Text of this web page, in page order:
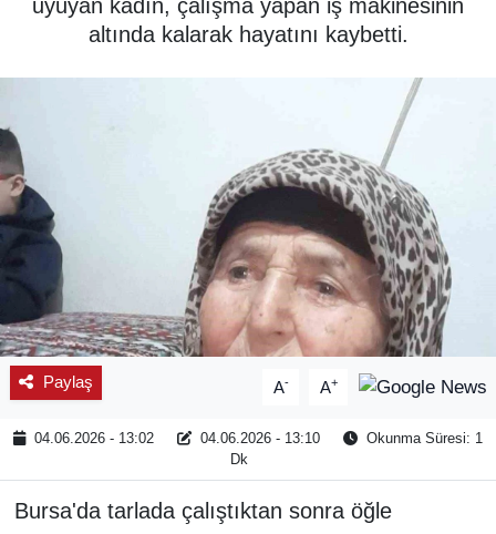
uyuyan kadın, çalışma yapan iş makinesinin
altında kalarak hayatını kaybetti.
Paylaş A- A+
04.06.2026 - 13:02 04.06.2026 - 13:10
Okunma Süresi: 1
Dk
Bursa'da tarlada çalıştıktan sonra öğle
KADIN